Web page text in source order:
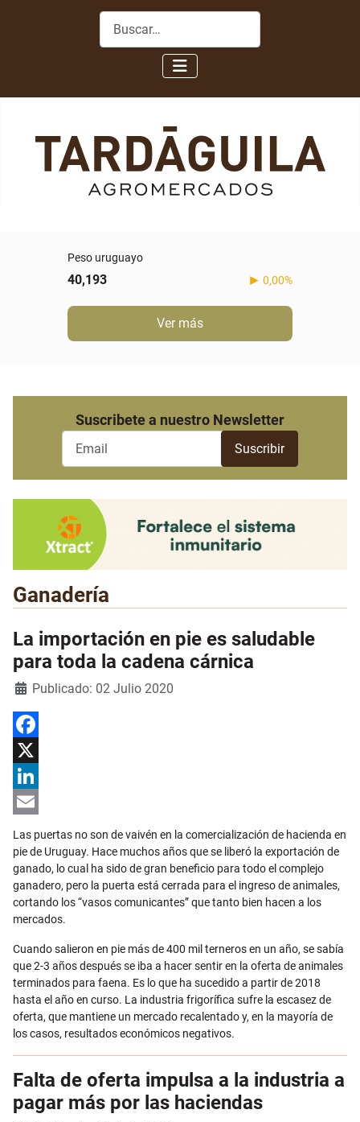
Buscar
Peso uruguayo
40,193 0,00%
Ver más
Suscribete a nuestro Newsletter
Ganadería
La importación en pie es saludable
para toda la cadena cárnica
DetallesPublicado: 02 Julio 2020
Facebook
X
LinkedIn
Las puertas no son de vaivén en la comercialización de hacienda en
pie de Uruguay. Hace muchos años que se liberó la exportación de
ganado, lo cual ha sido de gran beneficio para todo el complejo
ganadero, pero la puerta está cerrada para el ingreso de animales,
cortando los “vasos comunicantes” que tanto bien hacen a los
mercados.
Cuando salieron en pie más de 400 mil terneros en un año, se sabía
que 2-3 años después se iba a hacer sentir en la oferta de animales
terminados para faena. Es lo que ha sucedido a partir de 2018
hasta el año en curso. La industria frigorífica sufre la escasez de
oferta, que mantiene un mercado recalentado y, en la mayoría de
los casos, resultados económicos negativos.
Falta de oferta impulsa a la industria a
pagar más por las haciendas